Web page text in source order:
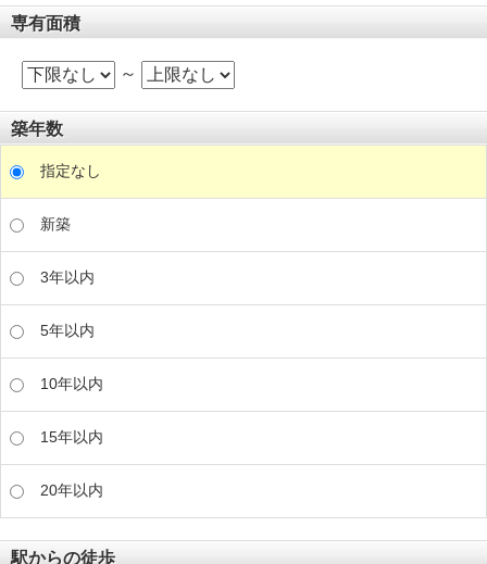
専有面積
～
築年数
指定なし
新築
3年以内
5年以内
10年以内
15年以内
20年以内
駅からの徒歩